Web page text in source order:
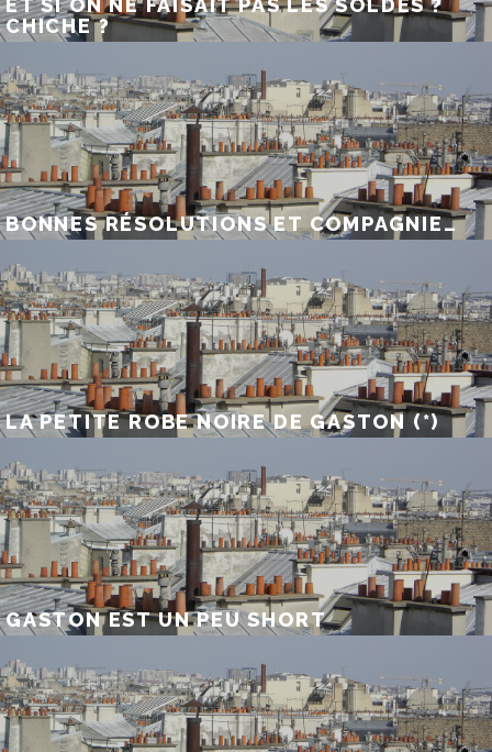
ET SI ON NE FAISAIT PAS LES SOLDES ?
CHICHE ?
BONNES RÉSOLUTIONS ET COMPAGNIE…
LA PETITE ROBE NOIRE DE GASTON (*)
GASTON EST UN PEU SHORT